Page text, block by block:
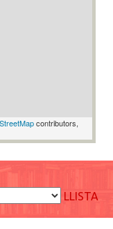
contributors,
LLISTA